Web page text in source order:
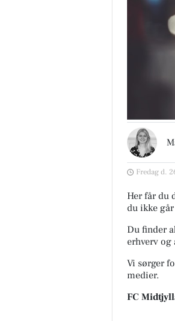
Fredag d.
Her får du
du ikke
Du finder
erhverv og
Vi sørger
medier.
FC